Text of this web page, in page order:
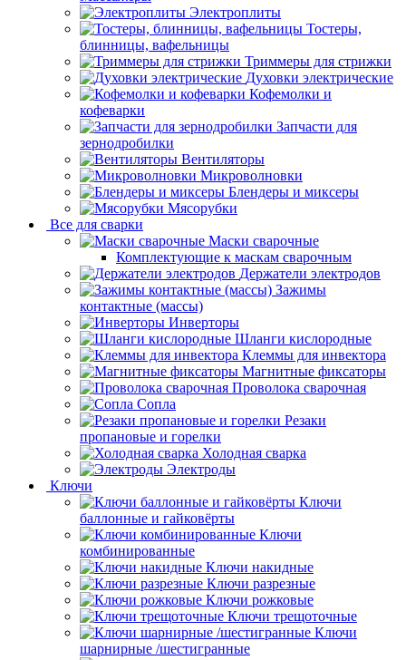
Электроплиты
Тостеры,
блинницы, вафельницы
Триммеры для стрижки
Духовки электрические
Кофемолки и
кофеварки
Запчасти для
зернодробилки
Вентиляторы
Микроволновки
Блендеры и миксеры
Мясорубки
Все для сварки
Маски сварочные
Комплектующие к маскам сварочным
Держатели электродов
Зажимы
контактные (массы)
Инверторы
Шланги кислородные
Клеммы для инвектора
Магнитные фиксаторы
Проволока сварочная
Сопла
Резаки
пропановые и горелки
Холодная сварка
Электроды
Ключи
Ключи
баллонные и гайковёрты
Ключи
комбинированные
Ключи накидные
Ключи разрезные
Ключи рожковые
Ключи трещоточные
Ключи
шарнирные /шестигранные